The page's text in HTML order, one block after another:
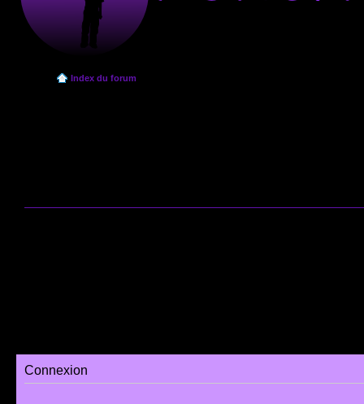
Index du forum
Connexion